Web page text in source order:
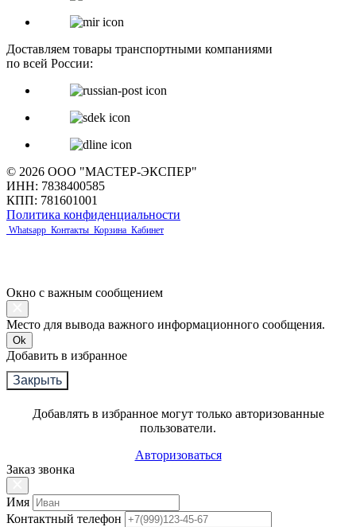
Доставляем товары транспортными компаниями
по всей России:
© 2026 ООО "МАСТЕР-ЭКСПЕР"
ИНН: 7838400585
КПП: 781601001
Политика конфиденциальности
Whatsapp Контакты Корзина Кабинет
Окно с важным сообщением
Место для вывода важного информационного сообщения.
Ok
Добавить в избранное
Закрыть
Добавлять в избранное могут только авторизованные
пользователи.
Авторизоваться
Заказ звонка
Имя
Контактный телефон